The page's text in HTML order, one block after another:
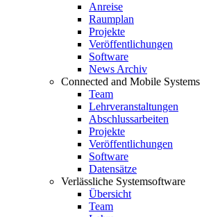
Anreise
Raumplan
Projekte
Veröffentlichungen
Software
News Archiv
Connected and Mobile Systems
Team
Lehrveranstaltungen
Abschlussarbeiten
Projekte
Veröffentlichungen
Software
Datensätze
Verlässliche Systemsoftware
Übersicht
Team